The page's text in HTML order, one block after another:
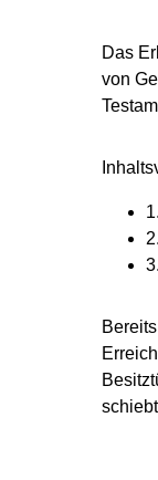
Das
von
1.
2.
3.